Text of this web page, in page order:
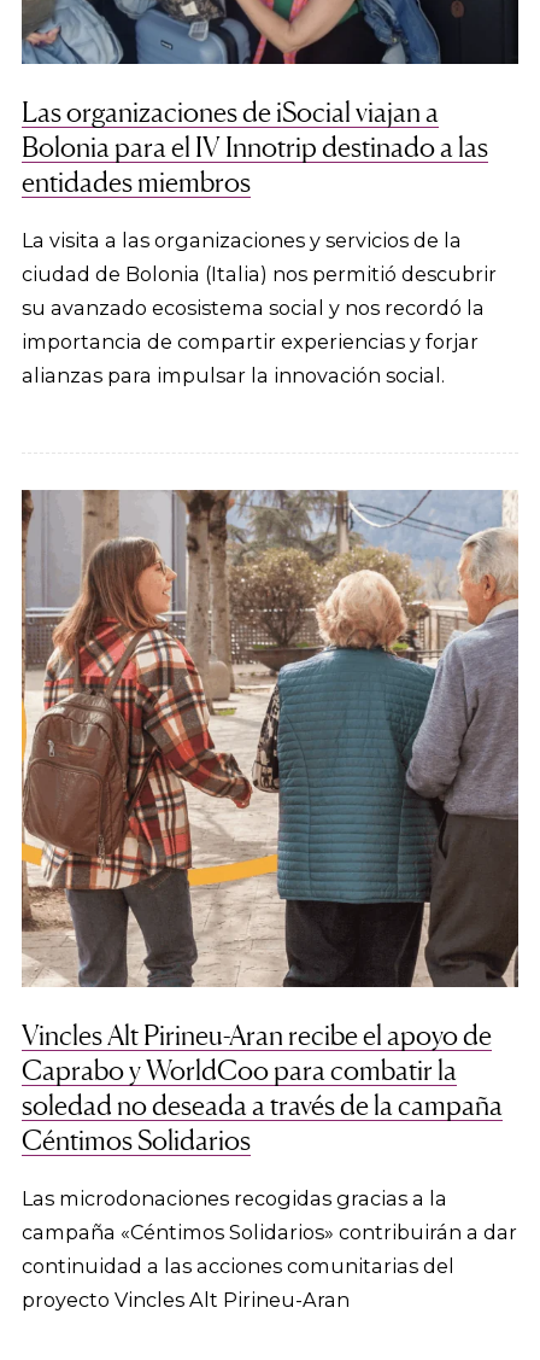
Las organizaciones de iSocial viajan a
Bolonia para el IV Innotrip destinado a las
entidades miembros
La visita a las organizaciones y servicios de la
ciudad de Bolonia (Italia) nos permitió descubrir
su avanzado ecosistema social y nos recordó la
importancia de compartir experiencias y forjar
alianzas para impulsar la innovación social.
Vincles Alt Pirineu-Aran recibe el apoyo de
Caprabo y WorldCoo para combatir la
soledad no deseada a través de la campaña
Céntimos Solidarios
Las microdonaciones recogidas gracias a la
campaña «Céntimos Solidarios» contribuirán a dar
continuidad a las acciones comunitarias del
proyecto Vincles Alt Pirineu-Aran